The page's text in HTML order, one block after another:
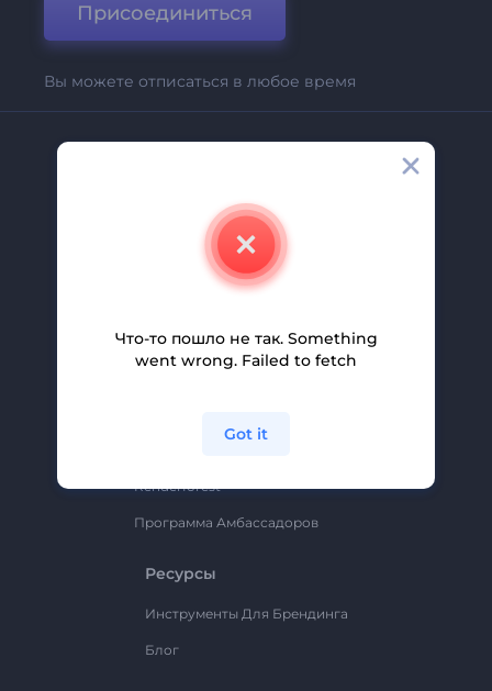
Присоединиться
Вы можете отписаться в любое время
Свяжитесь С Нами
Партнерская Программа
Renderforest
Программа Амбассадоров
Ресурсы
Инструменты Для Брендинга
Блог
Что-то пошло не так. Something
went wrong. Failed to fetch
Got it